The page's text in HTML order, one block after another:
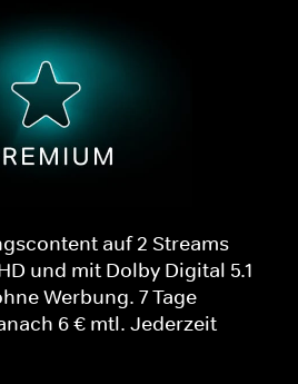
auf 2 Streams
und mit Dolby Digital 5.1
Werbung. 7 Tage
6 € mtl. Jederzeit